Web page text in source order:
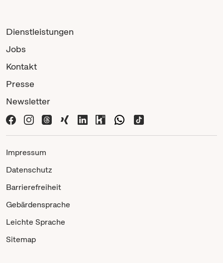
Dienstleistungen
Jobs
Kontakt
Presse
Newsletter
Impressum
Datenschutz
Barrierefreiheit
Gebärdensprache
Leichte Sprache
Sitemap